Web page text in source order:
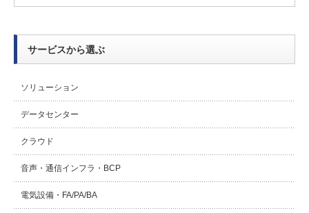
サービスから選ぶ
ソリューション
データセンター
クラウド
音声・通信インフラ・BCP
電気設備・FA/PA/BA